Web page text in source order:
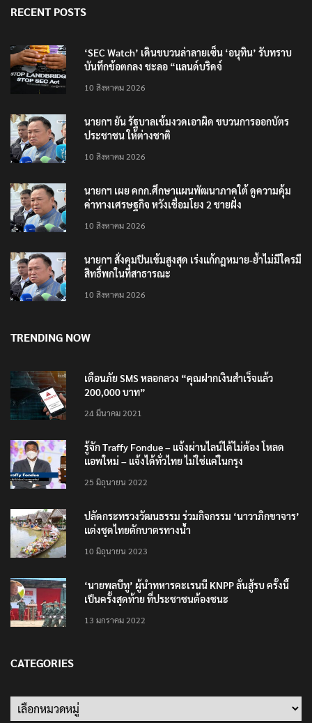
บันทึกข้อตกลง ชะลอ “แลนด์บริดจ์
10 สิงหาคม 2026
ประชาชน ให้ต่างชาติ
10 สิงหาคม 2026
ค่าทางเศรษฐกิจ หวังเชื่อมโยง 2 ชายฝั่ง
10 สิงหาคม 2026
สิทธิ์พกในที่สาธารณะ
10 สิงหาคม 2026
200,000 บาท”
24 มีนาคม 2021
แอพใหม่ – แจ้งได้ทั่วไทย ไม่ใช่แค่ในกรุง
25 มิถุนายน 2022
แต่งชุดไทยตักบาตรทางน้ำ
10 มิถุนายน 2023
เป็นครั้งสุดท้าย ที่ประชาชนต้องชนะ
13 มกราคม 2022